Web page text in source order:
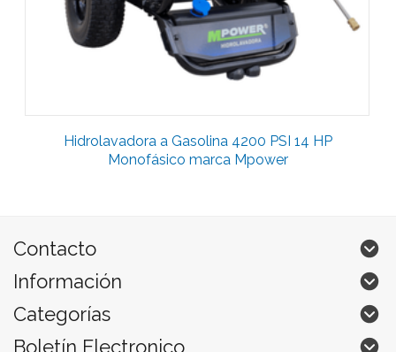
Hidrolavadora a Gasolina 4200 PSI 14 HP
Monofásico marca Mpower
Contacto
Información
Categorías
Boletín Electronico